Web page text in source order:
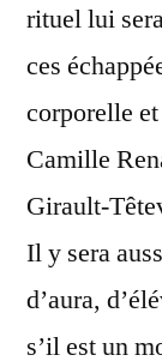
rituel lui
ces
corporelle
Camille
Girault-
Il y sera
d’aura,
s’il est un